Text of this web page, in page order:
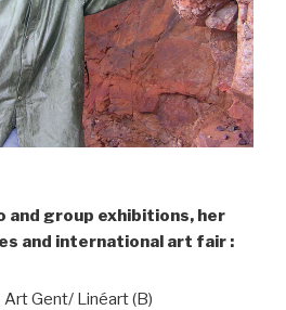
and group exhibitions, her
and international art fair :
Art Gent/ Linéart (B)